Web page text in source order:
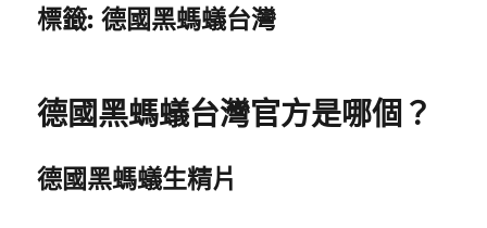
標籤:德國黑螞蟻台灣
德國黑螞蟻台灣官方是哪個？
德國黑螞蟻生精片